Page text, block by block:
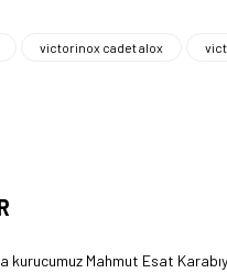
victorinox cadet alox
Mahmut Esat